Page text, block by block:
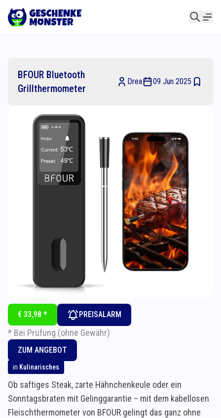
BFOUR Bluetooth
Grillthermometer
Drea 09 Jun 2025
€ 33,98 * PREISALARM
* Bei Prüfung (ohne Gewähr)
ZUM ANGEBOT
in Kulinarisches
Ob saftiges Steak, zarte Hähnchenkeule oder ein
Sonntagsbraten mit Gelinggarantie – mit dem kabellosen
Fleischthermometer von BFOUR gelingt das ganz ohne